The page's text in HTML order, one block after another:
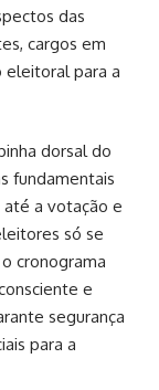
das
cargos em
eleitoral para a
dorsal do
fundamentais
a votação e
só se
cronograma
e
segurança
para a